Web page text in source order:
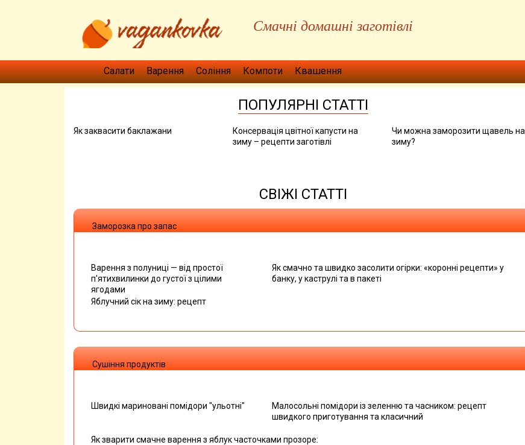
Смачні домашні заготівлі
Салати Варення Соління Компоти Квашення
ПОПУЛЯРНІ СТАТТІ
Як заквасити баклажани
Консервація цвітної капусти на
зиму – рецепти заготівлі
Чи можна заморозити щавель на
зиму?
СВІЖІ СТАТТІ
Заморозка про запас
Варення з полуниці — від простої
п'ятихвилинки до густої з цілими
ягодами
Як смачно та швидко засолити огірки: «коронні рецепти» у
банку, у каструлі та в пакеті
Яблучний сік на зиму: рецепт
Сушіння продуктів
Швидкі мариновані помідори "ульотні"
Малосольні помідори із зеленню та часником: рецепт
швидкого приготування та класичний
Як зварити смачне варення з яблук часточками прозоре: